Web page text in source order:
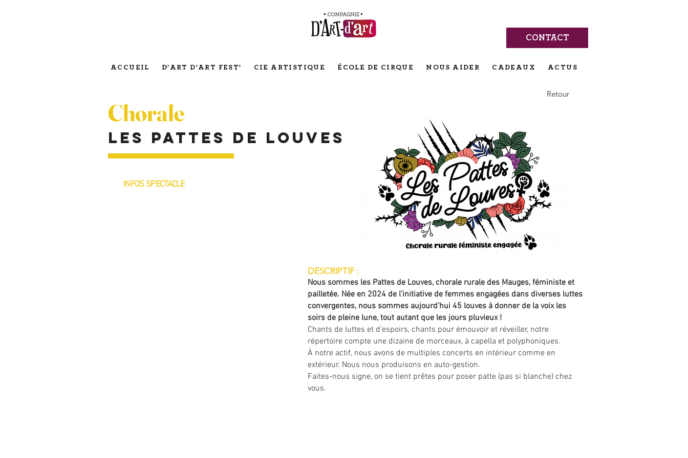
CONTACT
ACCUEIL D'ART D'ART FEST' CIE ARTISTIQUE ÉCOLE DE CIRQUE NOUS AIDER CADEAUX ACTUS
Chorale
Les pattes de louves
Retour
INFOS SPECTACLE
DESCRIPTIF :
Nous sommes les Pattes de Louves, chorale rurale des Mauges, féministe et
pailletée. Née en 2024 de l’initiative de femmes engagées dans diverses luttes
convergentes, nous sommes aujourd'hui 45 louves à donner de la voix les
soirs de pleine lune, tout autant que les jours pluvieux !
Chants de luttes et d’espoirs, chants pour émouvoir et réveiller, notre
répertoire compte une dizaine de morceaux, à capella et polyphoniques.
À notre actif, nous avons de multiples concerts en intérieur comme en
extérieur. Nous nous produisons en auto-gestion.
Faites-nous signe, on se tient prêtes pour poser patte (pas si blanche) chez
vous.